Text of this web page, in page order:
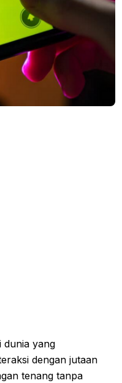
dunia yang
dengan jutaan
tenang tanpa